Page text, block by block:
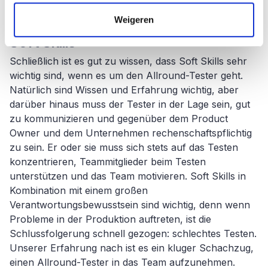
Weigeren
der ständig darauf aufmerksam macht.
Soft Skills
Schließlich ist es gut zu wissen, dass Soft Skills sehr
wichtig sind, wenn es um den Allround-Tester geht.
Natürlich sind Wissen und Erfahrung wichtig, aber
darüber hinaus muss der Tester in der Lage sein, gut
zu kommunizieren und gegenüber dem Product
Owner und dem Unternehmen rechenschaftspflichtig
zu sein. Er oder sie muss sich stets auf das Testen
konzentrieren, Teammitglieder beim Testen
unterstützen und das Team motivieren. Soft Skills in
Kombination mit einem großen
Verantwortungsbewusstsein sind wichtig, denn wenn
Probleme in der Produktion auftreten, ist die
Schlussfolgerung schnell gezogen: schlechtes Testen.
Unserer Erfahrung nach ist es ein kluger Schachzug,
einen Allround-Tester in das Team aufzunehmen.